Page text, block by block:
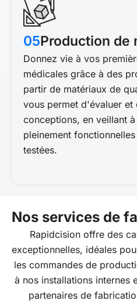
05Production de
Donnez vie à vos
médicales grâce à des
partir de matériaux de
vous permet d'évaluer
conceptions, en veillant
pleinement
testées.
Nos services de
Rapidcision offre des
exceptionnelles, idéales
les commandes de
à nos installations internes
partenaires de